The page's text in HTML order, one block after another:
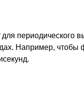
для периодического
Например, чтобы